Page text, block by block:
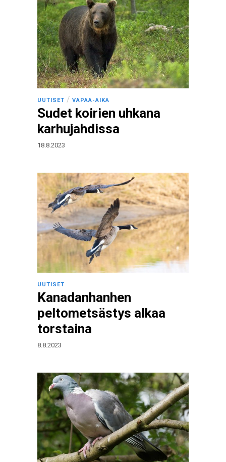
UUTISET / VAPAA-AIKA
Sudet koirien uhkana
karhujahdissa
18.8.2023
UUTISET
Kanadanhanhen
peltometsästys alkaa
torstaina
8.8.2023